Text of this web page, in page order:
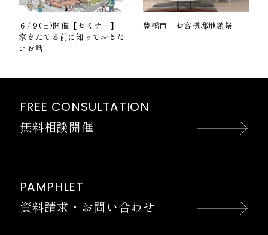
６/９(日)開催【セミナー】
家をたてる前に知っておきた
いお話
豊橋市 お客様邸地鎮祭
FREE CONSULTATION
無料相談開催
PAMPHLET
資料請求・お問い合わせ